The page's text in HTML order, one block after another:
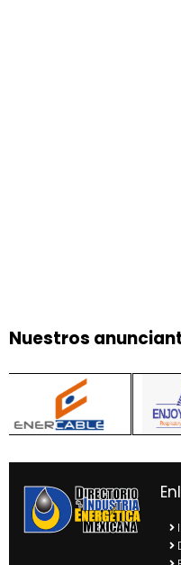
Nuestros